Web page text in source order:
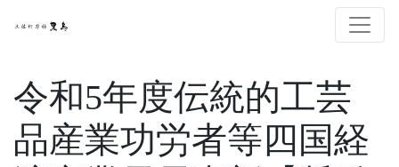
令和5年度伝統的工芸
品産業功労者等四国経